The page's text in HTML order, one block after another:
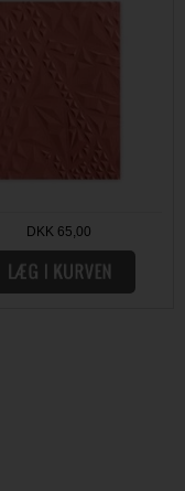
DKK 65,00